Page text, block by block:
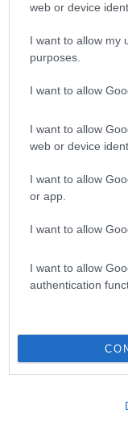
web or device
I want to allow my
purposes.
I want to allow
I want to allow
web or device
I want to allow
or app.
I want to allow
I want to allow
authentication
ΣΤΟ